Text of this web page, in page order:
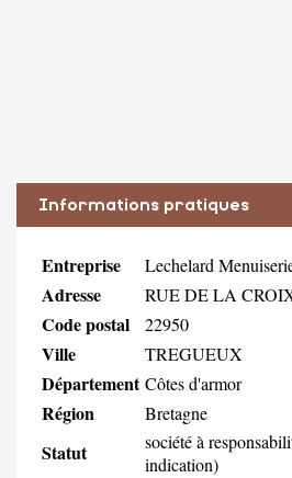
Informations pratiques
Entreprise Lechelard
Adresse RUE DE LA
Code postal 22950
Ville TREGUEUX
Département Côtes d'armor
Région Bretagne
Statut
société à
indication)